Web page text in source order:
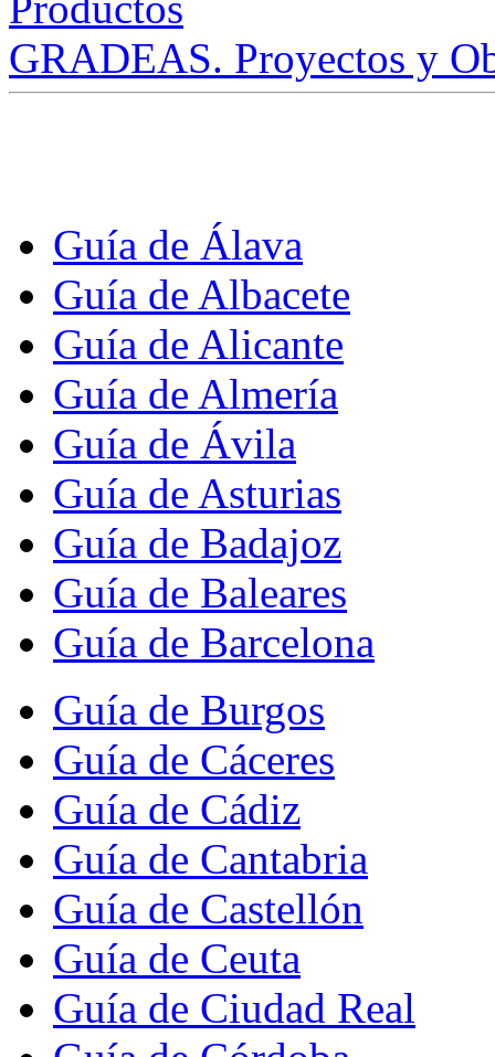
GRADEAS. Proyectos y
Guía de Álava
Guía de Albacete
Guía de Alicante
Guía de Almería
Guía de Ávila
Guía de Asturias
Guía de Badajoz
Guía de Baleares
Guía de Barcelona
Guía de Burgos
Guía de Cáceres
Guía de Cádiz
Guía de Cantabria
Guía de Castellón
Guía de Ceuta
Guía de Ciudad Real